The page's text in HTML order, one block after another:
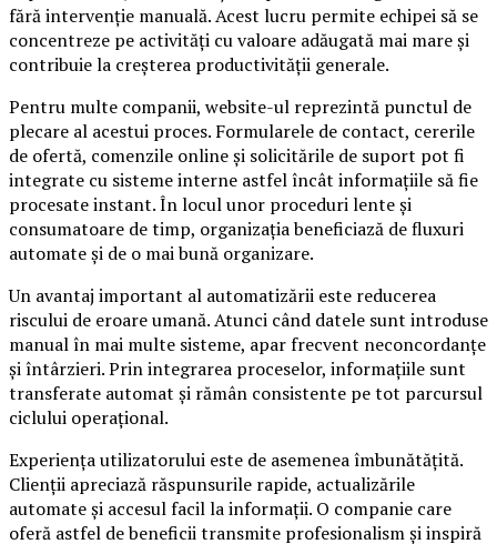
fără intervenție manuală. Acest lucru permite echipei să se
concentreze pe activități cu valoare adăugată mai mare și
contribuie la creșterea productivității generale.
Pentru multe companii, website-ul reprezintă punctul de
plecare al acestui proces. Formularele de contact, cererile
de ofertă, comenzile online și solicitările de suport pot fi
integrate cu sisteme interne astfel încât informațiile să fie
procesate instant. În locul unor proceduri lente și
consumatoare de timp, organizația beneficiază de fluxuri
automate și de o mai bună organizare.
Un avantaj important al automatizării este reducerea
riscului de eroare umană. Atunci când datele sunt introduse
manual în mai multe sisteme, apar frecvent neconcordanțe
și întârzieri. Prin integrarea proceselor, informațiile sunt
transferate automat și rămân consistente pe tot parcursul
ciclului operațional.
Experiența utilizatorului este de asemenea îmbunătățită.
Clienții apreciază răspunsurile rapide, actualizările
automate și accesul facil la informații. O companie care
oferă astfel de beneficii transmite profesionalism și inspiră